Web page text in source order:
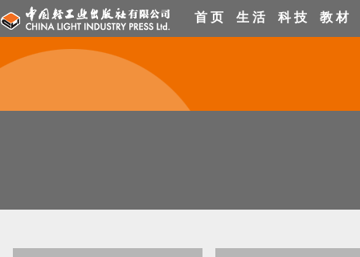
首 页 生 活 科 技 教 材